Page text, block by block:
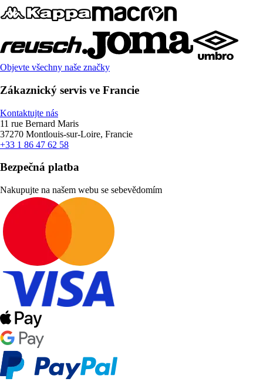
Objevte všechny naše značky
Zákaznický servis ve Francie
Kontaktujte nás
11 rue Bernard Maris
37270 Montlouis-sur-Loire, Francie
+33 1 86 47 62 58
Bezpečná platba
Nakupujte na našem webu se sebevědomím